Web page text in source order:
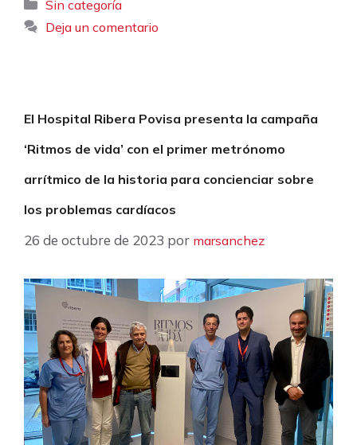
Sin categoría
Deja un comentario
El Hospital Ribera Povisa presenta la campaña
‘Ritmos de vida’ con el primer metrónomo
arrítmico de la historia para concienciar sobre
los problemas cardíacos
26 de octubre de 2023 por marsanchez